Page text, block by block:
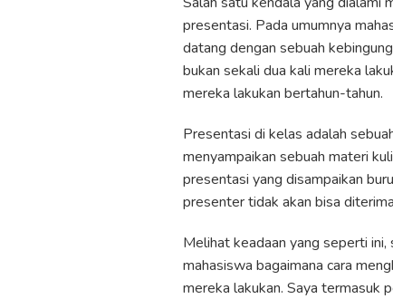
presentasi. Pada umumnya
datang dengan sebuah
bukan sekali dua kali mereka
mereka lakukan bertahun-tahun.
Presentasi di kelas adalah
menyampaikan sebuah materi
presentasi yang disampaikan
presenter tidak akan bisa
Melihat keadaan yang seperti
mahasiswa bagaimana cara
mereka lakukan. Saya termasuk